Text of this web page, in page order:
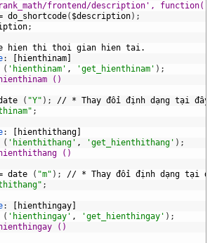
frontend/description', function(
do_shortcode( $description) ;
;
hien thi thoi gian hien tai.
:
[hienthinam]
( 'hienthinam' , 'get_hienthinam' ) ;
()
( "Y" ) ; // * Thay đổi định dạng tại đây
;
:
[hienthithang]
( 'hienthithang' , 'get_hienthithang' ) ;
()
date ( "m" ) ; // * Thay đổi định dạng tại
;
:
[hienthingay]
( 'hienthingay' , 'get_hienthingay' ) ;
()